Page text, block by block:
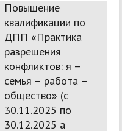
Повышение
квалификации по
ДПП «Практика
разрешения
конфликтов: я –
семья – работа –
общество» (с
30.11.2025 по
30.12.2025 а